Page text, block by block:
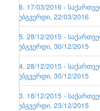
76. 17/03/2016 -
ვებგვერდი, 22/03/2016
75. 28/12/2015 -
ვებგვერდი, 30/12/2015
74. 28/12/2015 -
ვებგვერდი, 30/12/2015
73. 18/12/2015 -
ვებგვერდი, 23/12/2015